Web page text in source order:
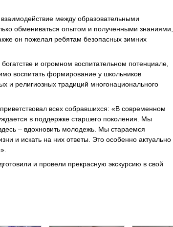
между образовательными
обмениваться опытом и полученными знаниями,
он пожелал ребятам безопасных зимних
и огромном воспитательном потенциале,
воспитать формирование у школьников
и религиозных традиций многонационального
всех собравшихся: «В современном
в поддержке старшего поколения. Мы
– вдохновить молодежь. Мы стараемся
и искать на них ответы. Это особенно актуально
и провели прекрасную экскурсию в свой